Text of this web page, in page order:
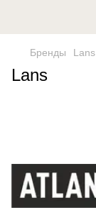
Бренды Lans
Lans